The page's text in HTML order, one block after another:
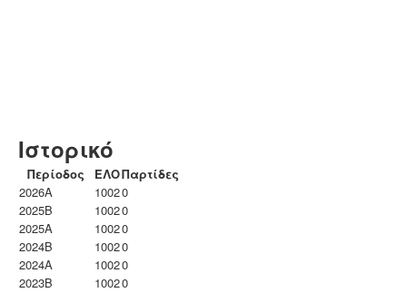
Ιστορικό
Περίοδος ΕΛΟΠαρτίδες
2026A
10020
2025B
10020
2025A
10020
2024B
10020
2024A
10020
2023B
10020